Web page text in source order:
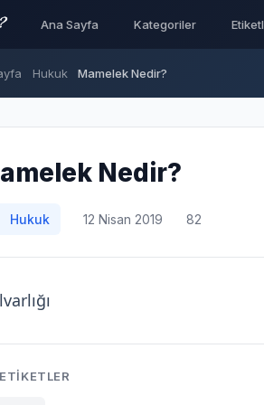
Ana Sayfa Kategoriler
Hukuk Mamelek Nedir?
Nedir?
Hukuk 12 Nisan 2019 82
ETIKETLER